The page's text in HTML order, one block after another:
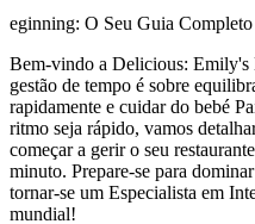
eginning: O Seu Guia
Bem-vindo a Delicious:
gestão de tempo é sobre
rapidamente e cuidar do bebé
ritmo seja rápido, vamos
começar a gerir o seu
minuto. Prepare-se para
tornar-se um Especialista em
mundial!